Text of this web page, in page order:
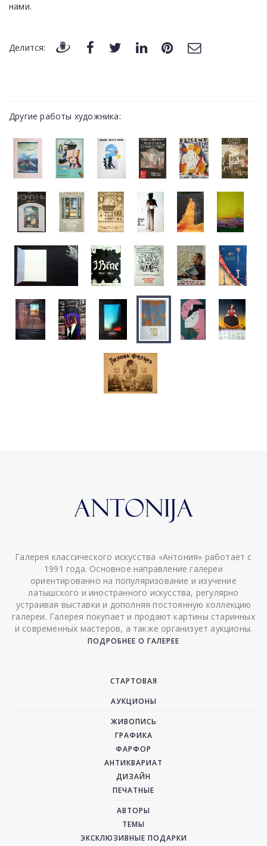
нами.
Делится:
Другие работы художника:
Галерея классического искусства «Антония» работает с
1991 года. Основное направление галереи
ориентированно на популяризование и изучение
латышского и иностранного искусства, регулярно
устраивая выставки и дополняя постоянную коллекцию
галереи. Галерея покупает и продают картины старинных
и современных мастеров, а также организует аукционы.
ПОДРОБНЕЕ О ГАЛЕРЕЕ
СТАРТОВАЯ
АУКЦИОНЫ
ЖИВОПИСЬ
ГРАФИКА
ФАРФОР
АНТИКВАРИАТ
ДИЗАЙН
ПЕЧАТНЫЕ
АВТОРЫ
ТЕМЫ
ЭКСКЛЮЗИВНЫЕ ПОДАРКИ